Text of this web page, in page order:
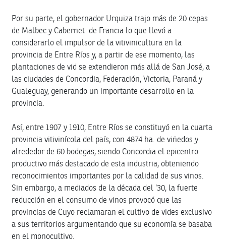
Por su parte, el gobernador Urquiza trajo más de 20 cepas
de Malbec y Cabernet de Francia lo que llevó a
considerarlo el impulsor de la vitivinicultura en la
provincia de Entre Ríos y, a partir de ese momento, las
plantaciones de vid se extendieron más allá de San José, a
las ciudades de Concordia, Federación, Victoria, Paraná y
Gualeguay, generando un importante desarrollo en la
provincia.
Así, entre 1907 y 1910, Entre Ríos se constituyó en la cuarta
provincia vitivinícola del país, con 4874 ha. de viñedos y
alrededor de 60 bodegas, siendo Concordia el epicentro
productivo más destacado de esta industria, obteniendo
reconocimientos importantes por la calidad de sus vinos.
Sin embargo, a mediados de la década del ’30, la fuerte
reducción en el consumo de vinos provocó que las
provincias de Cuyo reclamaran el cultivo de vides exclusivo
a sus territorios argumentando que su economía se basaba
en el monocultivo.